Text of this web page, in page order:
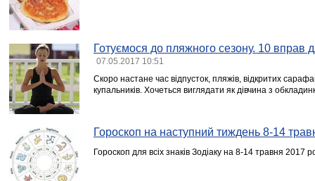
Готуємося до пляжного сезону. 10 вправ
07.05.2017 10:51
Скоро настане час відпусток, пляжів, відкритих
купальників. Хочеться виглядати як дівчина з
Гороскоп на наступний тиждень 8-14
Гороскоп для всіх знаків Зодіаку на 8-14 травня 2017